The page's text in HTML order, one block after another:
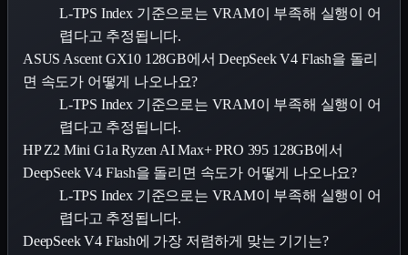
L-TPS Index 기준으로는 VRAM이 부족해 실행이 어
렵다고 추정됩니다.
ASUS Ascent GX10 128GB에서 DeepSeek V4 Flash을 돌리
면 속도가 어떻게 나오나요?
L-TPS Index 기준으로는 VRAM이 부족해 실행이 어
렵다고 추정됩니다.
HP Z2 Mini G1a Ryzen AI Max+ PRO 395 128GB에서
DeepSeek V4 Flash을 돌리면 속도가 어떻게 나오나요?
L-TPS Index 기준으로는 VRAM이 부족해 실행이 어
렵다고 추정됩니다.
DeepSeek V4 Flash에 가장 저렴하게 맞는 기기는?